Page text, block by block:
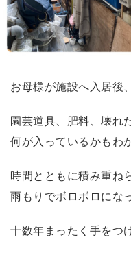
お母様が施設へ入居後
園芸道具、肥料、壊れ
何が入っているかもわ
時間とともに積み重ね
雨もりでボロボロにな
十数年まったく手をつ